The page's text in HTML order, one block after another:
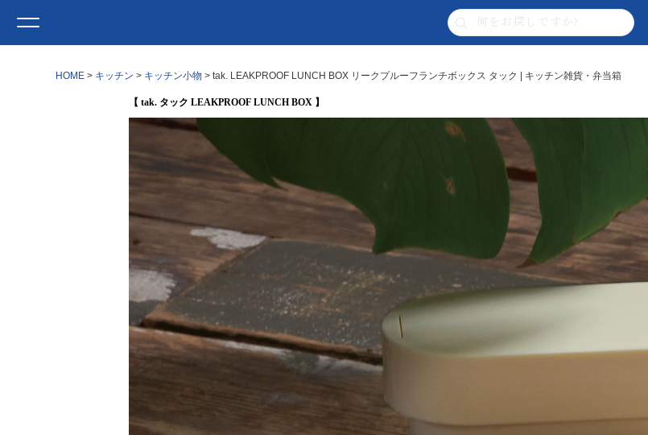
HOME キッチン キッチン小物 tak. LEAKPROOF LUNCH BOX リークプルーフランチボックス タック | キッチン雑貨・弁当箱
【 tak. タック LEAKPROOF LUNCH BOX 】